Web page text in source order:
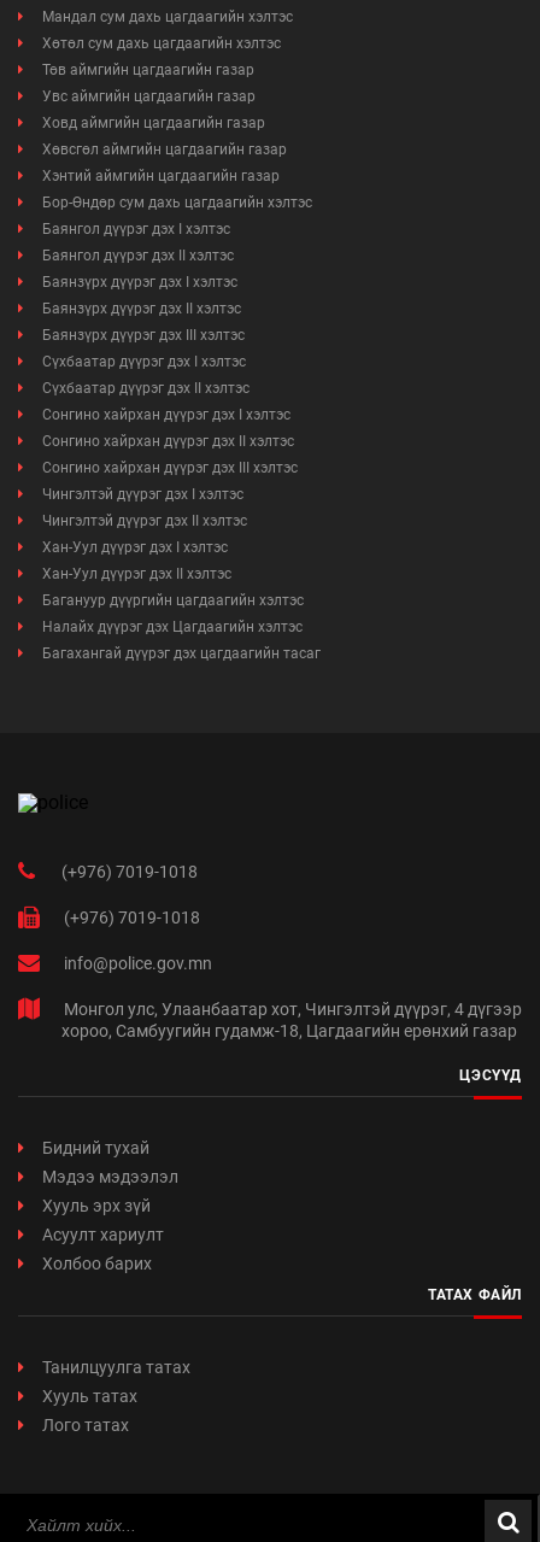
Мандал сум дахь цагдаагийн хэлтэс
Хөтөл сум дахь цагдаагийн хэлтэс
Төв аймгийн цагдаагийн газар
Увс аймгийн цагдаагийн газар
Ховд аймгийн цагдаагийн газар
Хөвсгөл аймгийн цагдаагийн газар
Хэнтий аймгийн цагдаагийн газар
Бор-Өндөр сум дахь цагдаагийн хэлтэс
Баянгол дүүрэг дэх I хэлтэс
Баянгол дүүрэг дэх II хэлтэс
Баянзүрх дүүрэг дэх I хэлтэс
Баянзүрх дүүрэг дэх II хэлтэс
Баянзүрх дүүрэг дэх III хэлтэс
Сүхбаатар дүүрэг дэх I хэлтэс
Сүхбаатар дүүрэг дэх II хэлтэс
Сонгино хайрхан дүүрэг дэх I хэлтэс
Сонгино хайрхан дүүрэг дэх II хэлтэс
Сонгино хайрхан дүүрэг дэх III хэлтэс
Чингэлтэй дүүрэг дэх I хэлтэс
Чингэлтэй дүүрэг дэх II хэлтэс
Хан-Уул дүүрэг дэх I хэлтэс
Хан-Уул дүүрэг дэх II хэлтэс
Багануур дүүргийн цагдаагийн хэлтэс
Налайх дүүрэг дэх Цагдаагийн хэлтэс
Багахангай дүүрэг дэх цагдаагийн тасаг
(+976) 7019-1018
(+976) 7019-1018
info@police.gov.mn
Монгол улс, Улаанбаатар хот, Чингэлтэй дүүрэг, 4 дүгээр
хороо, Самбуугийн гудамж-18, Цагдаагийн ерөнхий газар
ЦЭСҮҮД
Бидний тухай
Мэдээ мэдээлэл
Хууль эрх зүй
Асуулт хариулт
Холбоо барих
ТАТАХ ФАЙЛ
Танилцуулга татах
Хууль татах
Лого татах